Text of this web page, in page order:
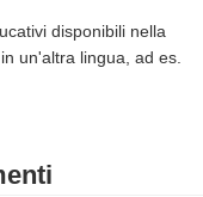
disponibili nella
un'altra lingua, ad es.